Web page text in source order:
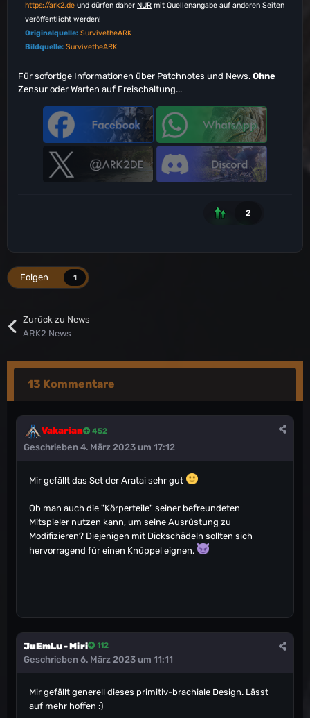
https://ark2.de und dürfen daher NUR mit Quellenangabe auf anderen Seiten
veröffentlicht werden!
Originalquelle: SurvivetheARK
Bildquelle: SurvivetheARK
Für sofortige Informationen über Patchnotes und News. Ohne
Zensur oder Warten auf Freischaltung...
2
Folgen 1
Zurück zu News
ARK2 News
13 Kommentare
Vakarian 452
Geschrieben 4. März 2023 um 17:12
Mir gefällt das Set der Aratai sehr gut
Ob man auch die "Körperteile" seiner befreundeten
Mitspieler nutzen kann, um seine Ausrüstung zu
Modifizieren? Diejenigen mit Dickschädeln sollten sich
hervorragend für einen Knüppel eignen.
JuEmLu - Miri 112
Geschrieben 6. März 2023 um 11:11
Mir gefällt generell dieses primitiv-brachiale Design. Lässt
auf mehr hoffen :)